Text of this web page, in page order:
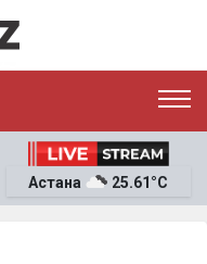
Астана 25.61°C